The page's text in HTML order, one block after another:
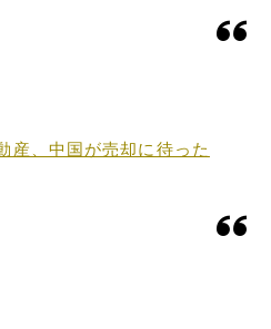
産、中国が売却に待った